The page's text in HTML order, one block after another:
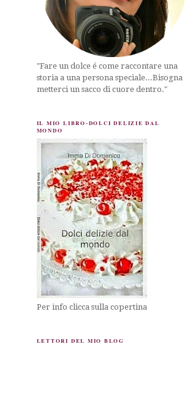
"Fare un dolce é come raccontare una
storia a una persona speciale...Bisogna
metterci un sacco di cuore dentro."
IL MIO LIBRO-DOLCI DELIZIE DAL
MONDO
Per info clicca sulla copertina
LETTORI DEL MIO BLOG